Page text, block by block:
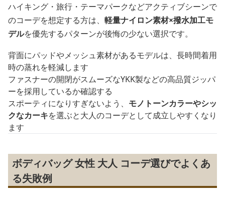
ハイキング・旅行・テーマパークなどアクティブシーンで
のコーデを想定する方は、 軽量ナイロン素材×撥水加工モ
デルを優先するパターンが後悔の少ない選択です。
背面にパッドやメッシュ素材があるモデルは、長時間着用
時の蒸れを軽減します
ファスナーの開閉がスムーズなYKK製などの高品質ジッパ
ーを採用しているか確認する
スポーティになりすぎないよう、 モノトーンカラーやシッ
クなカーキを選ぶと大人のコーデとして成立しやすくなり
ます
ボディバッグ 女性 大人 コーデ選びでよくあ
る失敗例